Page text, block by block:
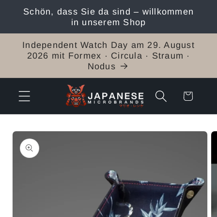
zum
Schön, dass Sie da sind – willkommen
in unserem Shop
Independent Watch Day am 29. August
2026 mit Formex · Circula · Straum ·
Nodus
Warenkorb